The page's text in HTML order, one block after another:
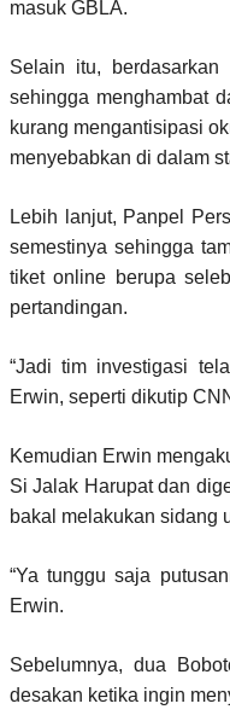
masuk GBLA.
Selain itu,
sehingga menghambat
kurang mengantisipasi
menyebabkan di dalam
Lebih lanjut, Panpel
semestinya sehingga
tiket online berupa
pertandingan.
“Jadi tim investigasi
Erwin, seperti dikutip
Kemudian Erwin
Si Jalak Harupat dan
bakal melakukan sidang
“Ya tunggu saja
Erwin.
Sebelumnya, dua
desakan ketika ingin